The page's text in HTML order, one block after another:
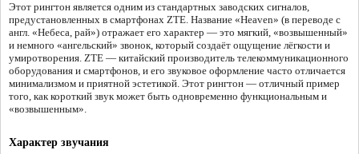
Этот рингтон является одним из стандартных заводских сигналов,
предустановленных в смартфонах ZTE. Название «Heaven» (в переводе с
англ. «Небеса, рай») отражает его характер — это мягкий, «возвышенный»
и немного «ангельский» звонок, который создаёт ощущение лёгкости и
умиротворения. ZTE — китайский производитель телекоммуникационного
оборудования и смартфонов, и его звуковое оформление часто отличается
минимализмом и приятной эстетикой. Этот рингтон — отличный пример
того, как короткий звук может быть одновременно функциональным и
«возвышенным».
Характер звучания